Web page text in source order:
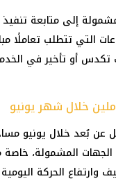
إلى متابعة
التي تتطلب تعاملًا
أو تأخير في
خلال شهر يونيو
عن بُعد خلال يونيو
المشمولة، خاصة
وارتفاع الحركة